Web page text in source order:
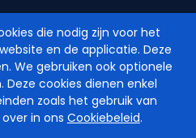
die nodig zijn voor het
en de applicatie. Deze
We gebruiken ook optionele
Deze cookies dienen enkel
zoals het gebruik van
in ons Cookiebeleid.